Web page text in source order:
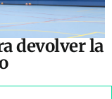
devolver la